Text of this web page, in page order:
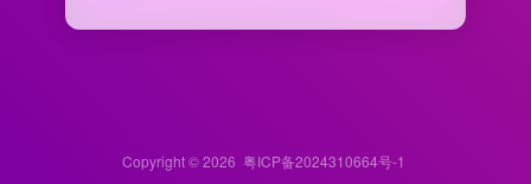
Copyright © 2026 粤ICP备2024310664号-1